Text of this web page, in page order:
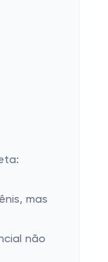
mas
não